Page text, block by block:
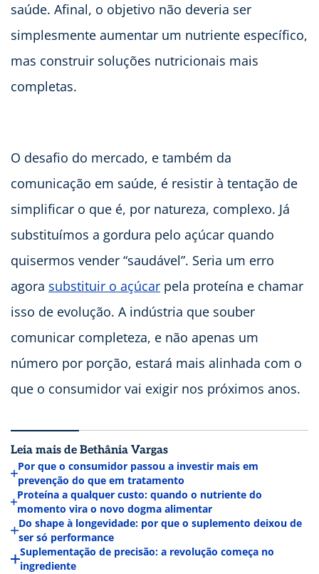
momento
vira
novo
saúde. Afinal, o objetivo não deveria ser
simplesmente aumentar um nutriente específico,
mas construir soluções nutricionais mais
completas.
O desafio do mercado, e também da
comunicação em saúde, é resistir à tentação de
simplificar o que é, por natureza, complexo. Já
substituímos a gordura pelo açúcar quando
quisermos vender “saudável”. Seria um erro
agora substituir o açúcar pela proteína e chamar
isso de evolução. A indústria que souber
comunicar completeza, e não apenas um
número por porção, estará mais alinhada com o
que o consumidor vai exigir nos próximos anos.
Leia mais de Bethânia Vargas
Por que o consumidor passou a investir mais em
prevenção do que em tratamento
Proteína a qualquer custo: quando o nutriente do
momento vira o novo dogma alimentar
Do shape à longevidade: por que o suplemento deixou de
ser só performance
Suplementação de precisão: a revolução começa no
ingrediente